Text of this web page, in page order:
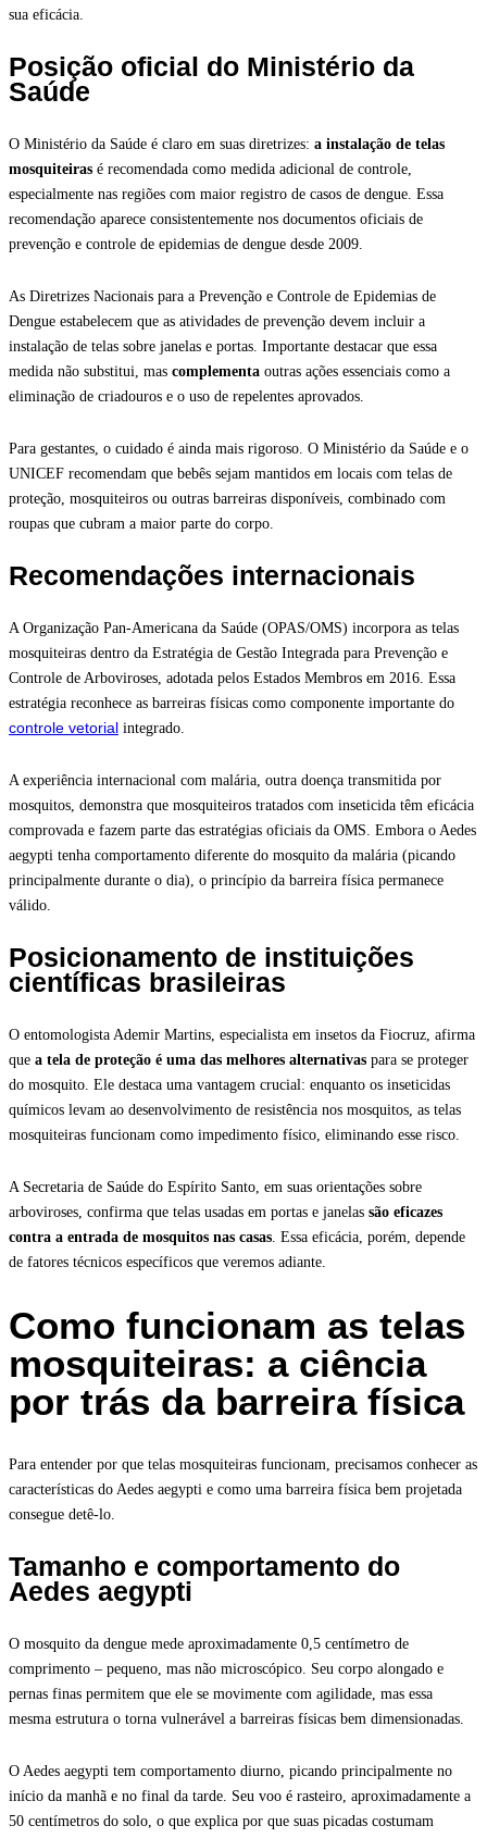
sua eficácia.
Posição oficial do Ministério da
Saúde
O Ministério da Saúde é claro em suas diretrizes: a instalação de telas
mosquiteiras é recomendada como medida adicional de controle,
especialmente nas regiões com maior registro de casos de dengue. Essa
recomendação aparece consistentemente nos documentos oficiais de
prevenção e controle de epidemias de dengue desde 2009.
As Diretrizes Nacionais para a Prevenção e Controle de Epidemias de
Dengue estabelecem que as atividades de prevenção devem incluir a
instalação de telas sobre janelas e portas. Importante destacar que essa
medida não substitui, mas complementa outras ações essenciais como a
eliminação de criadouros e o uso de repelentes aprovados.
Para gestantes, o cuidado é ainda mais rigoroso. O Ministério da Saúde e o
UNICEF recomendam que bebês sejam mantidos em locais com telas de
proteção, mosquiteiros ou outras barreiras disponíveis, combinado com
roupas que cubram a maior parte do corpo.
Recomendações internacionais
A Organização Pan-Americana da Saúde (OPAS/OMS) incorpora as telas
mosquiteiras dentro da Estratégia de Gestão Integrada para Prevenção e
Controle de Arboviroses, adotada pelos Estados Membros em 2016. Essa
estratégia reconhece as barreiras físicas como componente importante do
controle vetorial integrado.
A experiência internacional com malária, outra doença transmitida por
mosquitos, demonstra que mosquiteiros tratados com inseticida têm eficácia
comprovada e fazem parte das estratégias oficiais da OMS. Embora o Aedes
aegypti tenha comportamento diferente do mosquito da malária (picando
principalmente durante o dia), o princípio da barreira física permanece
válido.
Posicionamento de instituições
científicas brasileiras
O entomologista Ademir Martins, especialista em insetos da Fiocruz, afirma
que a tela de proteção é uma das melhores alternativas para se proteger
do mosquito. Ele destaca uma vantagem crucial: enquanto os inseticidas
químicos levam ao desenvolvimento de resistência nos mosquitos, as telas
mosquiteiras funcionam como impedimento físico, eliminando esse risco.
A Secretaria de Saúde do Espírito Santo, em suas orientações sobre
arboviroses, confirma que telas usadas em portas e janelas são eficazes
contra a entrada de mosquitos nas casas. Essa eficácia, porém, depende
de fatores técnicos específicos que veremos adiante.
Como funcionam as telas
mosquiteiras: a ciência
por trás da barreira física
Para entender por que telas mosquiteiras funcionam, precisamos conhecer as
características do Aedes aegypti e como uma barreira física bem projetada
consegue detê-lo.
Tamanho e comportamento do
Aedes aegypti
O mosquito da dengue mede aproximadamente 0,5 centímetro de
comprimento – pequeno, mas não microscópico. Seu corpo alongado e
pernas finas permitem que ele se movimente com agilidade, mas essa
mesma estrutura o torna vulnerável a barreiras físicas bem dimensionadas.
O Aedes aegypti tem comportamento diurno, picando principalmente no
início da manhã e no final da tarde. Seu voo é rasteiro, aproximadamente a
50 centímetros do solo, o que explica por que suas picadas costumam